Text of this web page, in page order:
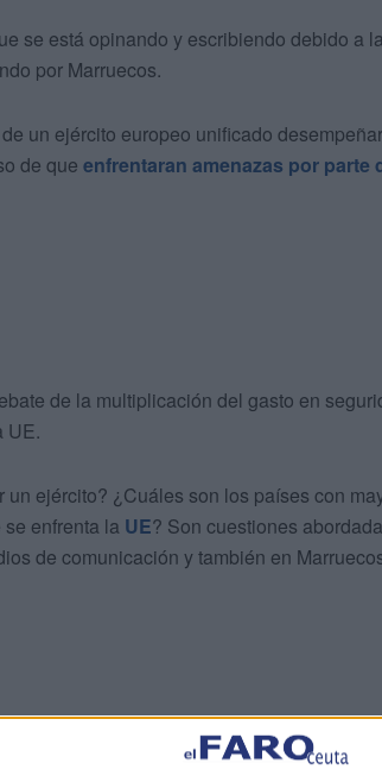
se está opinando y escribiendo debido a
por Marruecos.
un ejército europeo unificado
de que enfrentaran amenazas por parte
de la multiplicación del gasto en
UE.
ejército? ¿Cuáles son los países con
enfrenta la UE? Son cuestiones
de comunicación y también en